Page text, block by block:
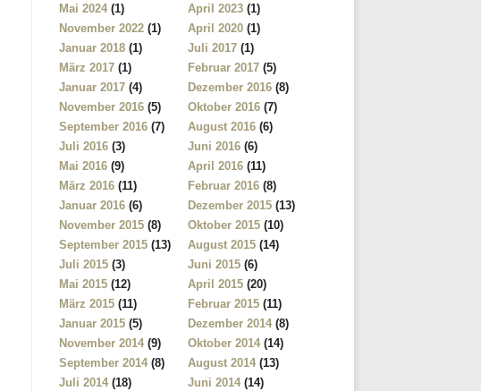
Mai 2024 (1) April 2023 (1)
November 2022 (1) April 2020 (1)
Januar 2018 (1) Juli 2017 (1)
März 2017 (1) Februar 2017 (5)
Januar 2017 (4) Dezember 2016 (8)
November 2016 (5) Oktober 2016 (7)
September 2016 (7) August 2016 (6)
Juli 2016 (3) Juni 2016 (6)
Mai 2016 (9) April 2016 (11)
März 2016 (11) Februar 2016 (8)
Januar 2016 (6) Dezember 2015 (13)
November 2015 (8) Oktober 2015 (10)
September 2015 (13) August 2015 (14)
Juli 2015 (3) Juni 2015 (6)
Mai 2015 (12) April 2015 (20)
März 2015 (11) Februar 2015 (11)
Januar 2015 (5) Dezember 2014 (8)
November 2014 (9) Oktober 2014 (14)
September 2014 (8) August 2014 (13)
Juli 2014 (18) Juni 2014 (14)